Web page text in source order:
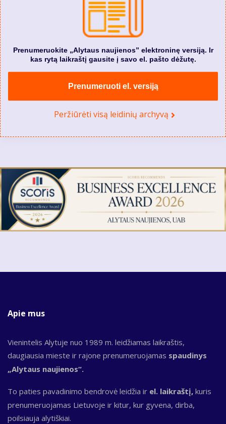
Prenumeruokite „Alytaus naujienos” elektroninę versiją. Ir
kas rytą laikraštį gausite į savo el. pašto dėžutę.
Prenumeruoti el. versiją
Peržiūrėti visą leidinių archyvą
Apie mus
Vienintelis Alytuje nuo 1989 m. leidžiamas laikraštis,
daugiausia mieste ir rajone prenumeruojamas spaudinys
„Alytaus naujienos“.
To paties pavadinimo bendrovė leidžia ir el. laikraštį, kuris
prenumeruojamas Lietuvoje ir kitur, kur gyvena, dirba,
poilsiauja alytiškiai.